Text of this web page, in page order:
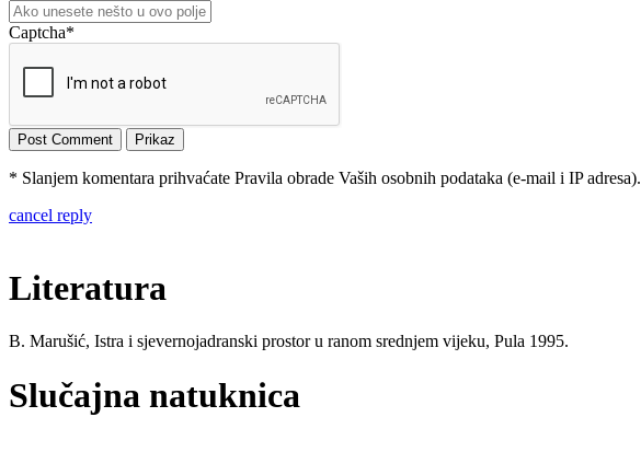
Captcha*
* Slanjem komentara prihvaćate Pravila obrade Vaših osobnih podataka (e-mail i IP adresa).
cancel reply
Literatura
B. Marušić, Istra i sjevernojadranski prostor u ranom srednjem vijeku, Pula 1995.
Slučajna natuknica